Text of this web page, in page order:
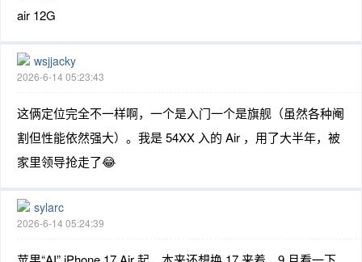
air 12G
wsjjacky
2026-6-14 05:23:43
这俩定位完全不一样啊，一个是入门一个是旗舰（虽然各种阉
割但性能依然强大）。我是 54XX 入的 Air ，用了大半年，被
家里领导抢走了😂
sylarc
2026-6-14 05:24:39